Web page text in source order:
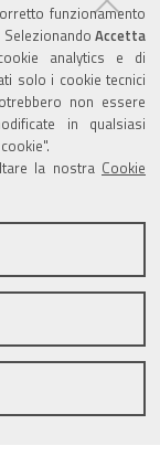
funzionamento
Accetta
analytics e di
solo i cookie tecnici
non essere
in qualsiasi
la nostra Cookie